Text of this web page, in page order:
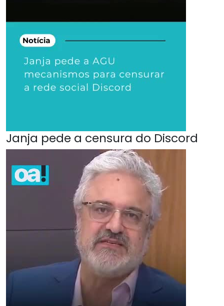
Janja pede a censura do Discord